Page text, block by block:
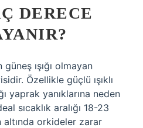
DERECE
ışığı olmayan
Özellikle güçlü ışıklı
yaprak yanıklarına neden
sıcaklık aralığı 18-23
orkideler zarar